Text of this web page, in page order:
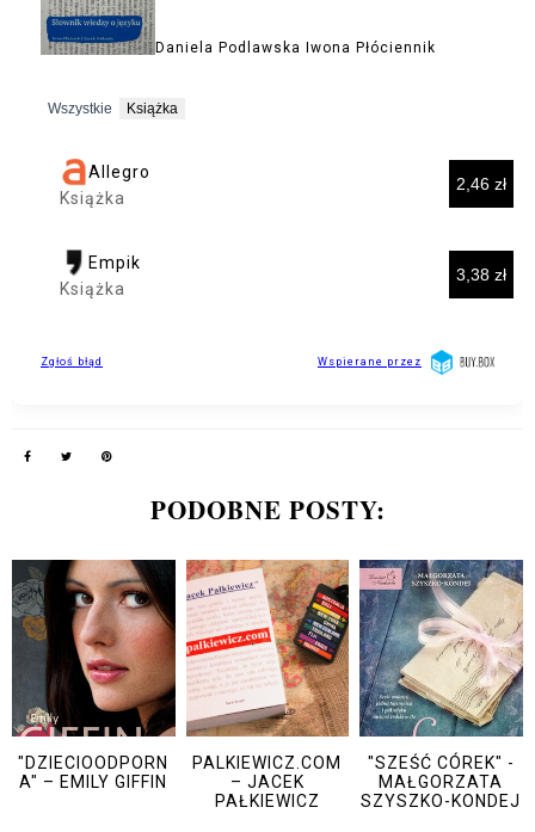
PODOBNE POSTY:
"DZIECIOODPORN
A" – EMILY GIFFIN
PALKIEWICZ.COM
– JACEK
PAŁKIEWICZ
"SZEŚĆ CÓREK" -
MAŁGORZATA
SZYSZKO-KONDEJ